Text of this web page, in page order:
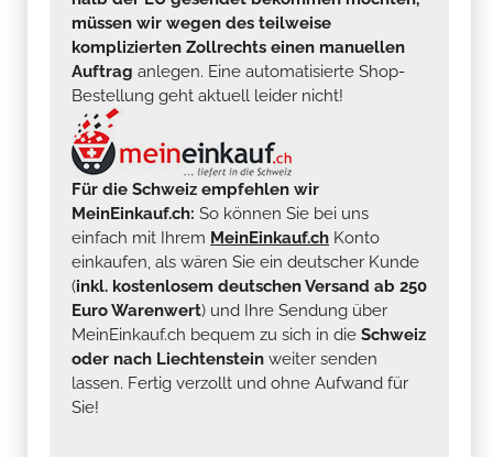
müssen wir wegen des teilweise
komplizierten Zollrechts einen manuellen
Auftrag anlegen. Eine automatisierte Shop-
Bestellung geht aktuell leider nicht!
Für die Schweiz empfehlen wir
MeinEinkauf.ch: So können Sie bei uns
einfach mit Ihrem MeinEinkauf.ch Konto
einkaufen, als wären Sie ein deutscher Kunde
(inkl. kostenlosem deutschen Versand ab 250
Euro Warenwert) und Ihre Sendung über
MeinEinkauf.ch bequem zu sich in die Schweiz
oder nach Liechtenstein weiter senden
lassen. Fertig verzollt und ohne Aufwand für
Sie!